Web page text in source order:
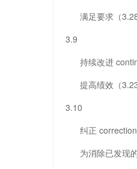
满足要求（3.28
3.9
持续改进
提高绩效（3.23
3.10
纠正 correction
为消除已发现的